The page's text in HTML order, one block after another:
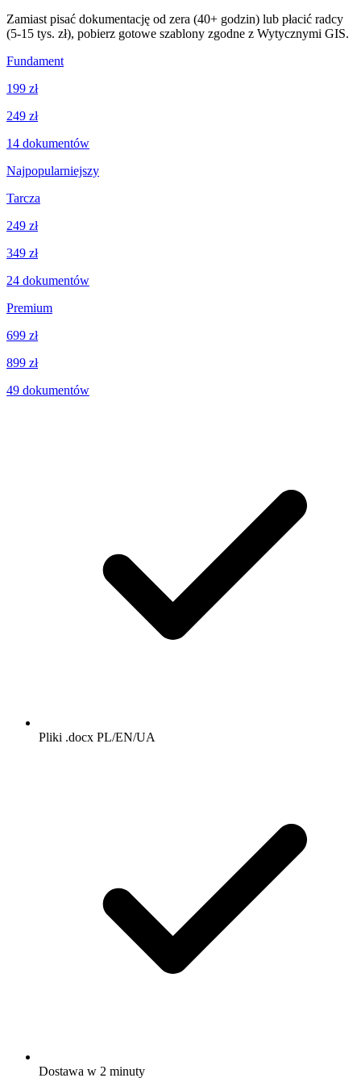
Zamiast pisać dokumentację od zera (40+ godzin) lub płacić radcy
(5-15 tys. zł), pobierz gotowe szablony zgodne z Wytycznymi GIS.
Fundament
199 zł
249 zł
14 dokumentów
Najpopularniejszy
Tarcza
249 zł
349 zł
24 dokumentów
Premium
699 zł
899 zł
49 dokumentów
Pliki .docx PL/EN/UA
Dostawa w 2 minuty